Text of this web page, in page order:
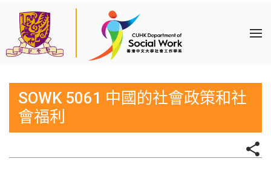
SOWK 5061 中國的社會政策和社
會福利